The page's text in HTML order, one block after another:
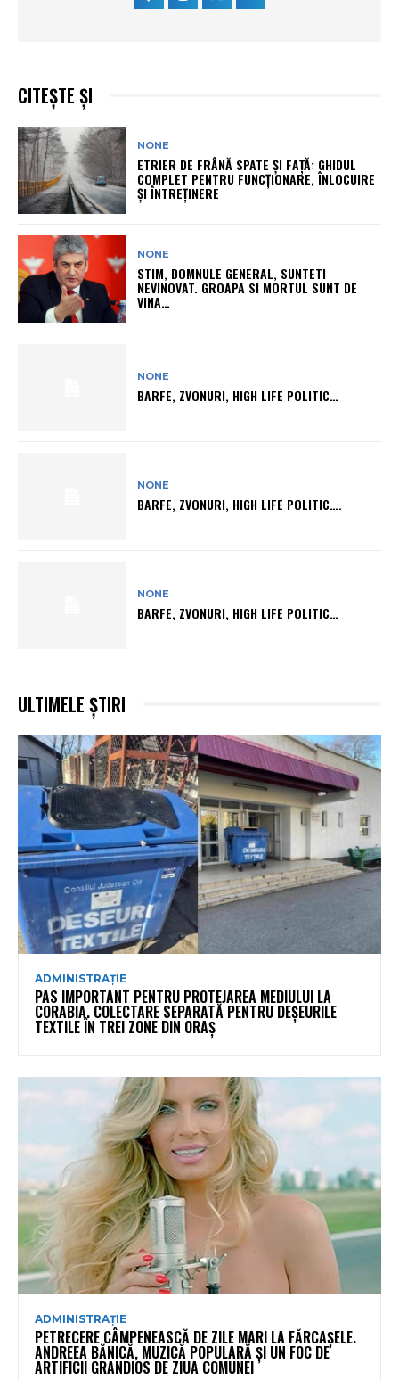
CITEȘTE ȘI
NONE
ETRIER DE FRÂNĂ SPATE ȘI FAȚĂ: GHIDUL
COMPLET PENTRU FUNCȚIONARE, ÎNLOCUIRE
ȘI ÎNTREȚINERE
NONE
STIM, DOMNULE GENERAL, SUNTETI
NEVINOVAT. GROAPA SI MORTUL SUNT DE
VINA…
NONE
BARFE, ZVONURI, HIGH LIFE POLITIC…
NONE
BARFE, ZVONURI, HIGH LIFE POLITIC….
NONE
BARFE, ZVONURI, HIGH LIFE POLITIC…
ULTIMELE ȘTIRI
ADMINISTRAȚIE
PAS IMPORTANT PENTRU PROTEJAREA MEDIULUI LA
CORABIA. COLECTARE SEPARATĂ PENTRU DEȘEURILE
TEXTILE ÎN TREI ZONE DIN ORAȘ
ADMINISTRAȚIE
PETRECERE CÂMPENEASCĂ DE ZILE MARI LA FĂRCAȘELE.
ANDREEA BĂNICĂ, MUZICĂ POPULARĂ ȘI UN FOC DE
ARTIFICII GRANDIOS DE ZIUA COMUNEI